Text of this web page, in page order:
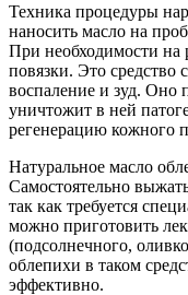
Техника процедуры
наносить масло на
При необходимости на
повязки. Это средство
воспаление и зуд. Оно
уничтожит в ней
регенерацию кожного
Натуральное масло
Самостоятельно
так как требуется
можно приготовить
(подсолнечного,
облепихи в таком
эффективно.